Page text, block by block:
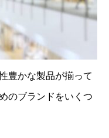
豊かな製品が揃って
のブランドをいくつ